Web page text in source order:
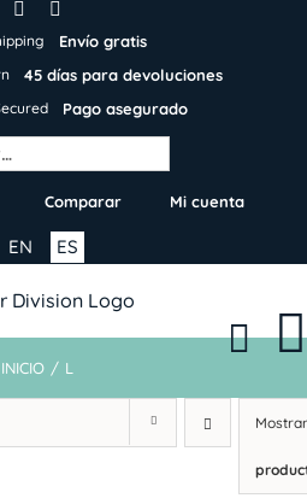
Envío gratis
45 días para devoluciones
Pago asegurado
Comparar Mi cuenta
ES
EN
INICIO / L